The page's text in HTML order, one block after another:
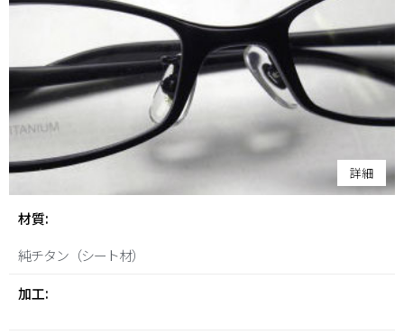
詳細
材質:
純チタン（シート材）
加工: